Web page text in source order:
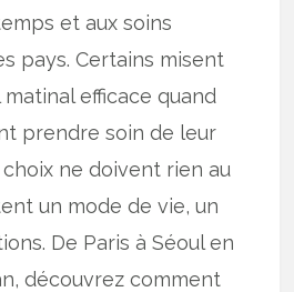
et aux soins
pays. Certains misent
efficace quand
prendre soin de leur
choix ne doivent rien au
un mode de vie, un
De Paris à Séoul en
découvrez comment